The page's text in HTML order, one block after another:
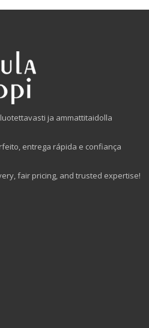
ja ammattitaidolla
entrega rápida e confiança
fair pricing, and trusted expertise!